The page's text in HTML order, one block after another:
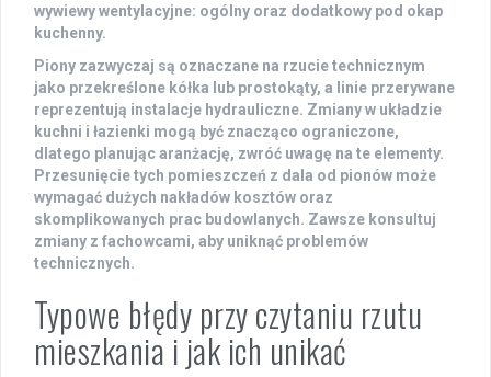
wywiewy wentylacyjne: ogólny oraz dodatkowy pod okap
kuchenny.
Piony zazwyczaj są oznaczane na rzucie technicznym
jako przekreślone kółka lub prostokąty, a linie przerywane
reprezentują instalacje hydrauliczne. Zmiany w układzie
kuchni i łazienki mogą być znacząco ograniczone,
dlatego planując aranżację, zwróć uwagę na te elementy.
Przesunięcie tych pomieszczeń z dala od pionów może
wymagać dużych nakładów kosztów oraz
skomplikowanych prac budowlanych. Zawsze konsultuj
zmiany z fachowcami, aby uniknąć problemów
technicznych.
Typowe błędy przy czytaniu rzutu
mieszkania i jak ich unikać